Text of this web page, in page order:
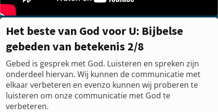
Het beste van God voor U: Bijbelse
gebeden van betekenis 2/8
Gebed is gesprek met God. Luisteren en spreken zijn
onderdeel hiervan. Wij kunnen de communicatie met
elkaar verbeteren en evenzo kunnen wij proberen te
luisteren om onze communicatie met God te
verbeteren.